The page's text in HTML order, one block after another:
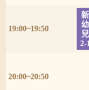
19:00~19:50
新
幼
兒
2-1
20:00~20:50